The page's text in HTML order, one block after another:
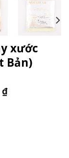
xước
Bản)
₫Khoảng